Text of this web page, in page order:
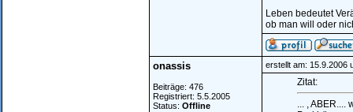
Leben bedeutet
ob man will oder
onassis
Beiträge: 476
Registriert: 5.5.2005
Status: Offline
erstellt am: 15.9.2006
Zitat:
... , ABER....